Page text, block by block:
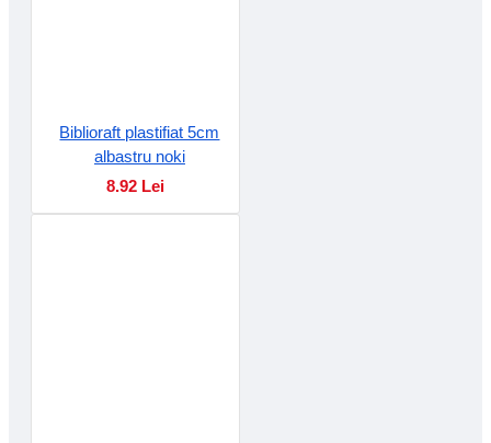
Biblioraft plastifiat 5cm
albastru noki
8.92 Lei